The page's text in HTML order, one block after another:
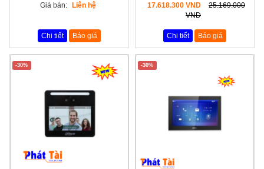
Giá bán: Liên hệ
Chi tiết Báo giá
17.618.300 VND
25.169.000
VND
Chi tiết Báo giá
-30% -30%